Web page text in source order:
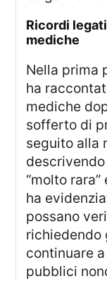
ricordi legati al post-partum e difficoltà
mediche
Nella prima puntata della serie, Meghan
ha
mediche
sofferto di
seguito alla
“molto rara”
ha
possano
richiedendo
continuare
pubblici